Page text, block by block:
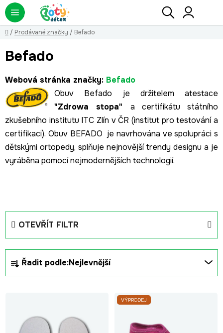
Přejít
na
obsah
Hledat
Domů
/ Prodávané značky / Befado
Befado
Webová stránka značky: Befado
Obuv Befado je držitelem atestace
"Zdrowa stopa" a certifikátu státního
zkušebního institutu ITC Zlín v ČR (institut pro testování a
certifikaci). Obuv BEFADO je navrhována ve spolupráci s
dětskými ortopedy, splňuje nejnovější trendy designu a je
vyráběna pomocí nejmodernějších technologií.
OTEVŘÍT FILTR
a
z
Řadit podle:Nejlevnější
VÝPRODEJ